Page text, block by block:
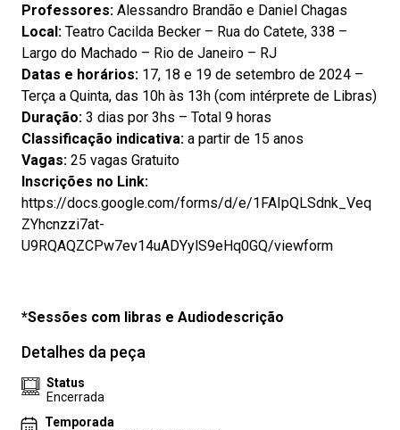
Professores: Alessandro Brandão e Daniel Chagas
Local: Teatro Cacilda Becker – Rua do Catete, 338 –
Largo do Machado – Rio de Janeiro – RJ
Datas e horários: 17, 18 e 19 de setembro de 2024 –
Terça a Quinta, das 10h às 13h (com intérprete de Libras)
Duração: 3 dias por 3hs – Total 9 horas
Classificação indicativa: a partir de 15 anos
Vagas: 25 vagas Gratuito
Inscrições no Link:
https://docs.google.com/forms/d/e/1FAIpQLSdnk_Veq
ZYhcnzzi7at-
U9RQAQZCPw7ev14uADYylS9eHq0GQ/viewform
*Sessões com libras e Audiodescrição
Detalhes da peça
Status
Encerrada
Temporada